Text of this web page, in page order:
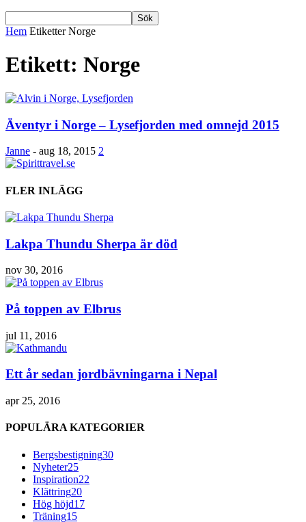
Hem Etiketter Norge
Etikett: Norge
Äventyr i Norge – Lysefjorden med omnejd 2015
Janne - aug 18, 2015 2
FLER INLÄGG
Lakpa Thundu Sherpa är död
nov 30, 2016
På toppen av Elbrus
jul 11, 2016
Ett år sedan jordbävningarna i Nepal
apr 25, 2016
POPULÄRA KATEGORIER
Bergsbestigning30
Nyheter25
Inspiration22
Klättring20
Hög höjd17
Träning15